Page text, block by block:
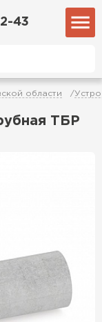
43
области
ТБР